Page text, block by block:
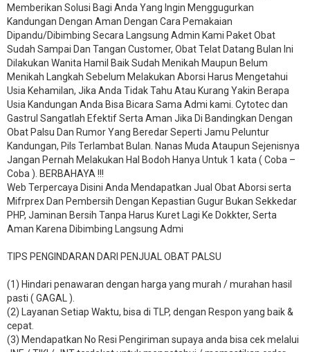
Memberikan Solusi Bagi Anda Yang Ingin Menggugurkan
Kandungan Dengan Aman Dengan Cara Pemakaian
Dipandu/Dibimbing Secara Langsung Admin Kami Paket Obat
Sudah Sampai Dan Tangan Customer, Obat Telat Datang Bulan Ini
Dilakukan Wanita Hamil Baik Sudah Menikah Maupun Belum
Menikah Langkah Sebelum Melakukan Aborsi Harus Mengetahui
Usia Kehamilan, Jika Anda Tidak Tahu Atau Kurang Yakin Berapa
Usia Kandungan Anda Bisa Bicara Sama Admi kami. Cytotec dan
Gastrul Sangatlah Efektif Serta Aman Jika Di Bandingkan Dengan
Obat Palsu Dan Rumor Yang Beredar Seperti Jamu Peluntur
Kandungan, Pils Terlambat Bulan. Nanas Muda Ataupun Sejenisnya
Jangan Pernah Melakukan Hal Bodoh Hanya Untuk 1 kata ( Coba –
Coba ). BERBAHAYA !!!
Web Terpercaya Disini Anda Mendapatkan Jual Obat Aborsi serta
Mifrprex Dan Pembersih Dengan Kepastian Gugur Bukan Sekkedar
PHP, Jaminan Bersih Tanpa Harus Kuret Lagi Ke Dokkter, Serta
Aman Karena Dibimbing Langsung Admi
TIPS PENGINDARAN DARI PENJUAL OBAT PALSU
(1) Hindari penawaran dengan harga yang murah / murahan hasil
pasti ( GAGAL ).
(2) Layanan Setiap Waktu, bisa di TLP, dengan Respon yang baik &
cepat.
(3) Mendapatkan No Resi Pengiriman supaya anda bisa cek melalui